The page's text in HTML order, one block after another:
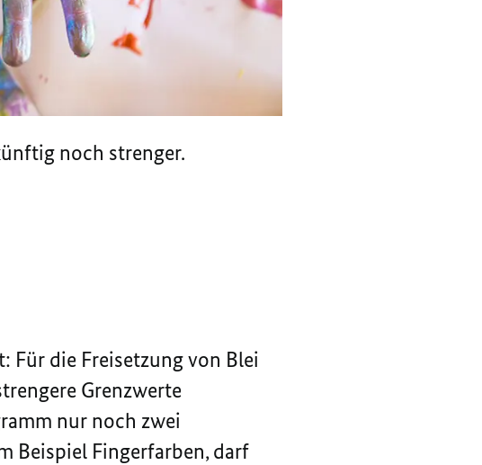
noch strenger.
Für die Freisetzung von Blei
Grenzwerte
nur noch zwei
Beispiel Fingerfarben, darf